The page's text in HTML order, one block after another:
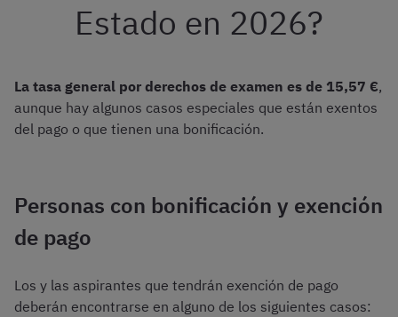
Estado en 2026?
La tasa general por derechos de examen es de 15,57 €,
aunque hay algunos casos especiales que están exentos
del pago o que tienen una bonificación.
Personas con bonificación y exención
de pago
Los y las aspirantes que tendrán exención de pago
deberán encontrarse en alguno de los siguientes casos: